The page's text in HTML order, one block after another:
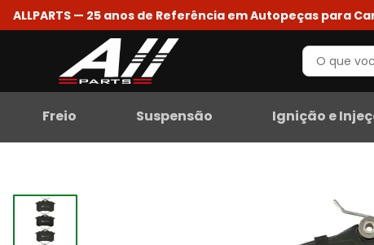
ALLPARTS — 25 anos de Referência em Autopeças para
Freio Suspensão Ignição e